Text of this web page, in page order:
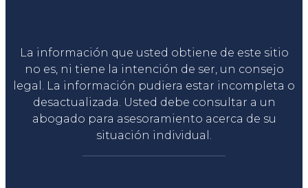
La información que usted obtiene de este sitio
no es, ni tiene la intención de ser, un consejo
legal. La información pudiera estar incompleta o
desactualizada. Usted debe consultar a un
abogado para asesoramiento acerca de su
situación individual.